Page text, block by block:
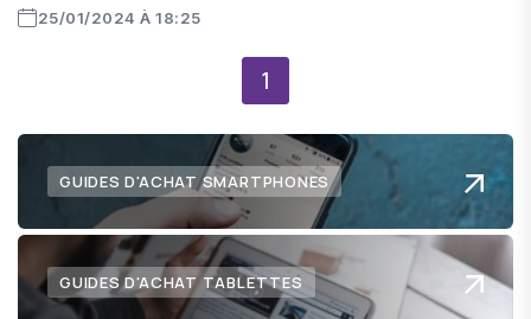
25/01/2024 À 18:25
1
GUIDES D'ACHAT SMARTPHONES
GUIDES D'ACHAT TABLETTES